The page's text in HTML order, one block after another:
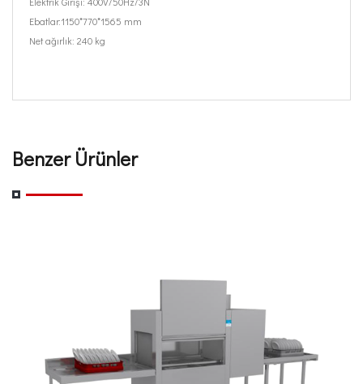
Ebatlar:1150*770*1565 mm
Net ağırlık: 240 kg
Benzer Ürünler